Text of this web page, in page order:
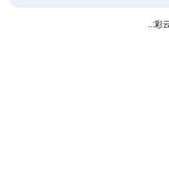
..:彩